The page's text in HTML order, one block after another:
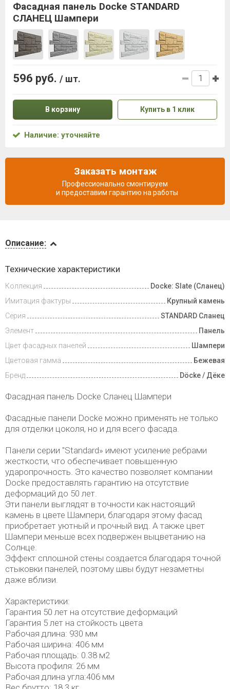
Доставка
и оплата
Описание:
Технические характеристики
Коллекция
Docke: Slate (Сланец)
Имитация фактуры
Крупный камень
Серия
STANDARD Сланец
Элемент
Панель
Цвет фасадных панелей
Шампери
Цветовая гамма
Бежевая
Бренд
Döcke / Дёке
Фасадная панель Docke Сланец Шампери
Фасадные панели Docke можно применять не только
для отделки цоколя, но и для всего фасада.
Панели серии "Standard» имеют усиление ребрами
жесткости, что обеспечивает повышенную
ударопрочность. Это качество позволяет компании
Docke предоставлять гарантию на отсутствие
деформаций до 50 лет.
Эти панели выглядят в точности как настоящий
камень в цвете Шампери, благодаря этому фасад
приобретает уютный и прочный вид. А также цвет
Шампери меньше всех подвержен выцветанию на
Солнце.
Эффект сплошной стены создается благодаря точной
стыковки панелей, поэтому швы будут незаметны
даже вблизи.
Характеристики:
Гарантия 50 лет на отсутствие деформаций
Гарантия 5 лет на стойкость цвета
Рабочая длина: 930 мм
Рабочая ширина: 406 мм
Рабочая площадь: 0.38 м2
Высота профиля: 26 мм
Рабочая длина угла:406 мм
Фасадная панель Docke STANDARD
СЛАНЕЦ Шампери
596 руб. / шт.
В корзину Купить в 1 клик
Наличие: уточняйте
Заказать монтаж
Профессионально смонтируем
и предоставим гарантию на работы